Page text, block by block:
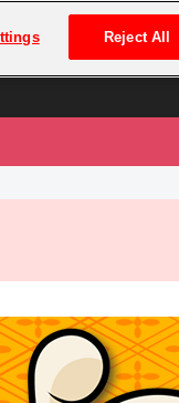
Reject All